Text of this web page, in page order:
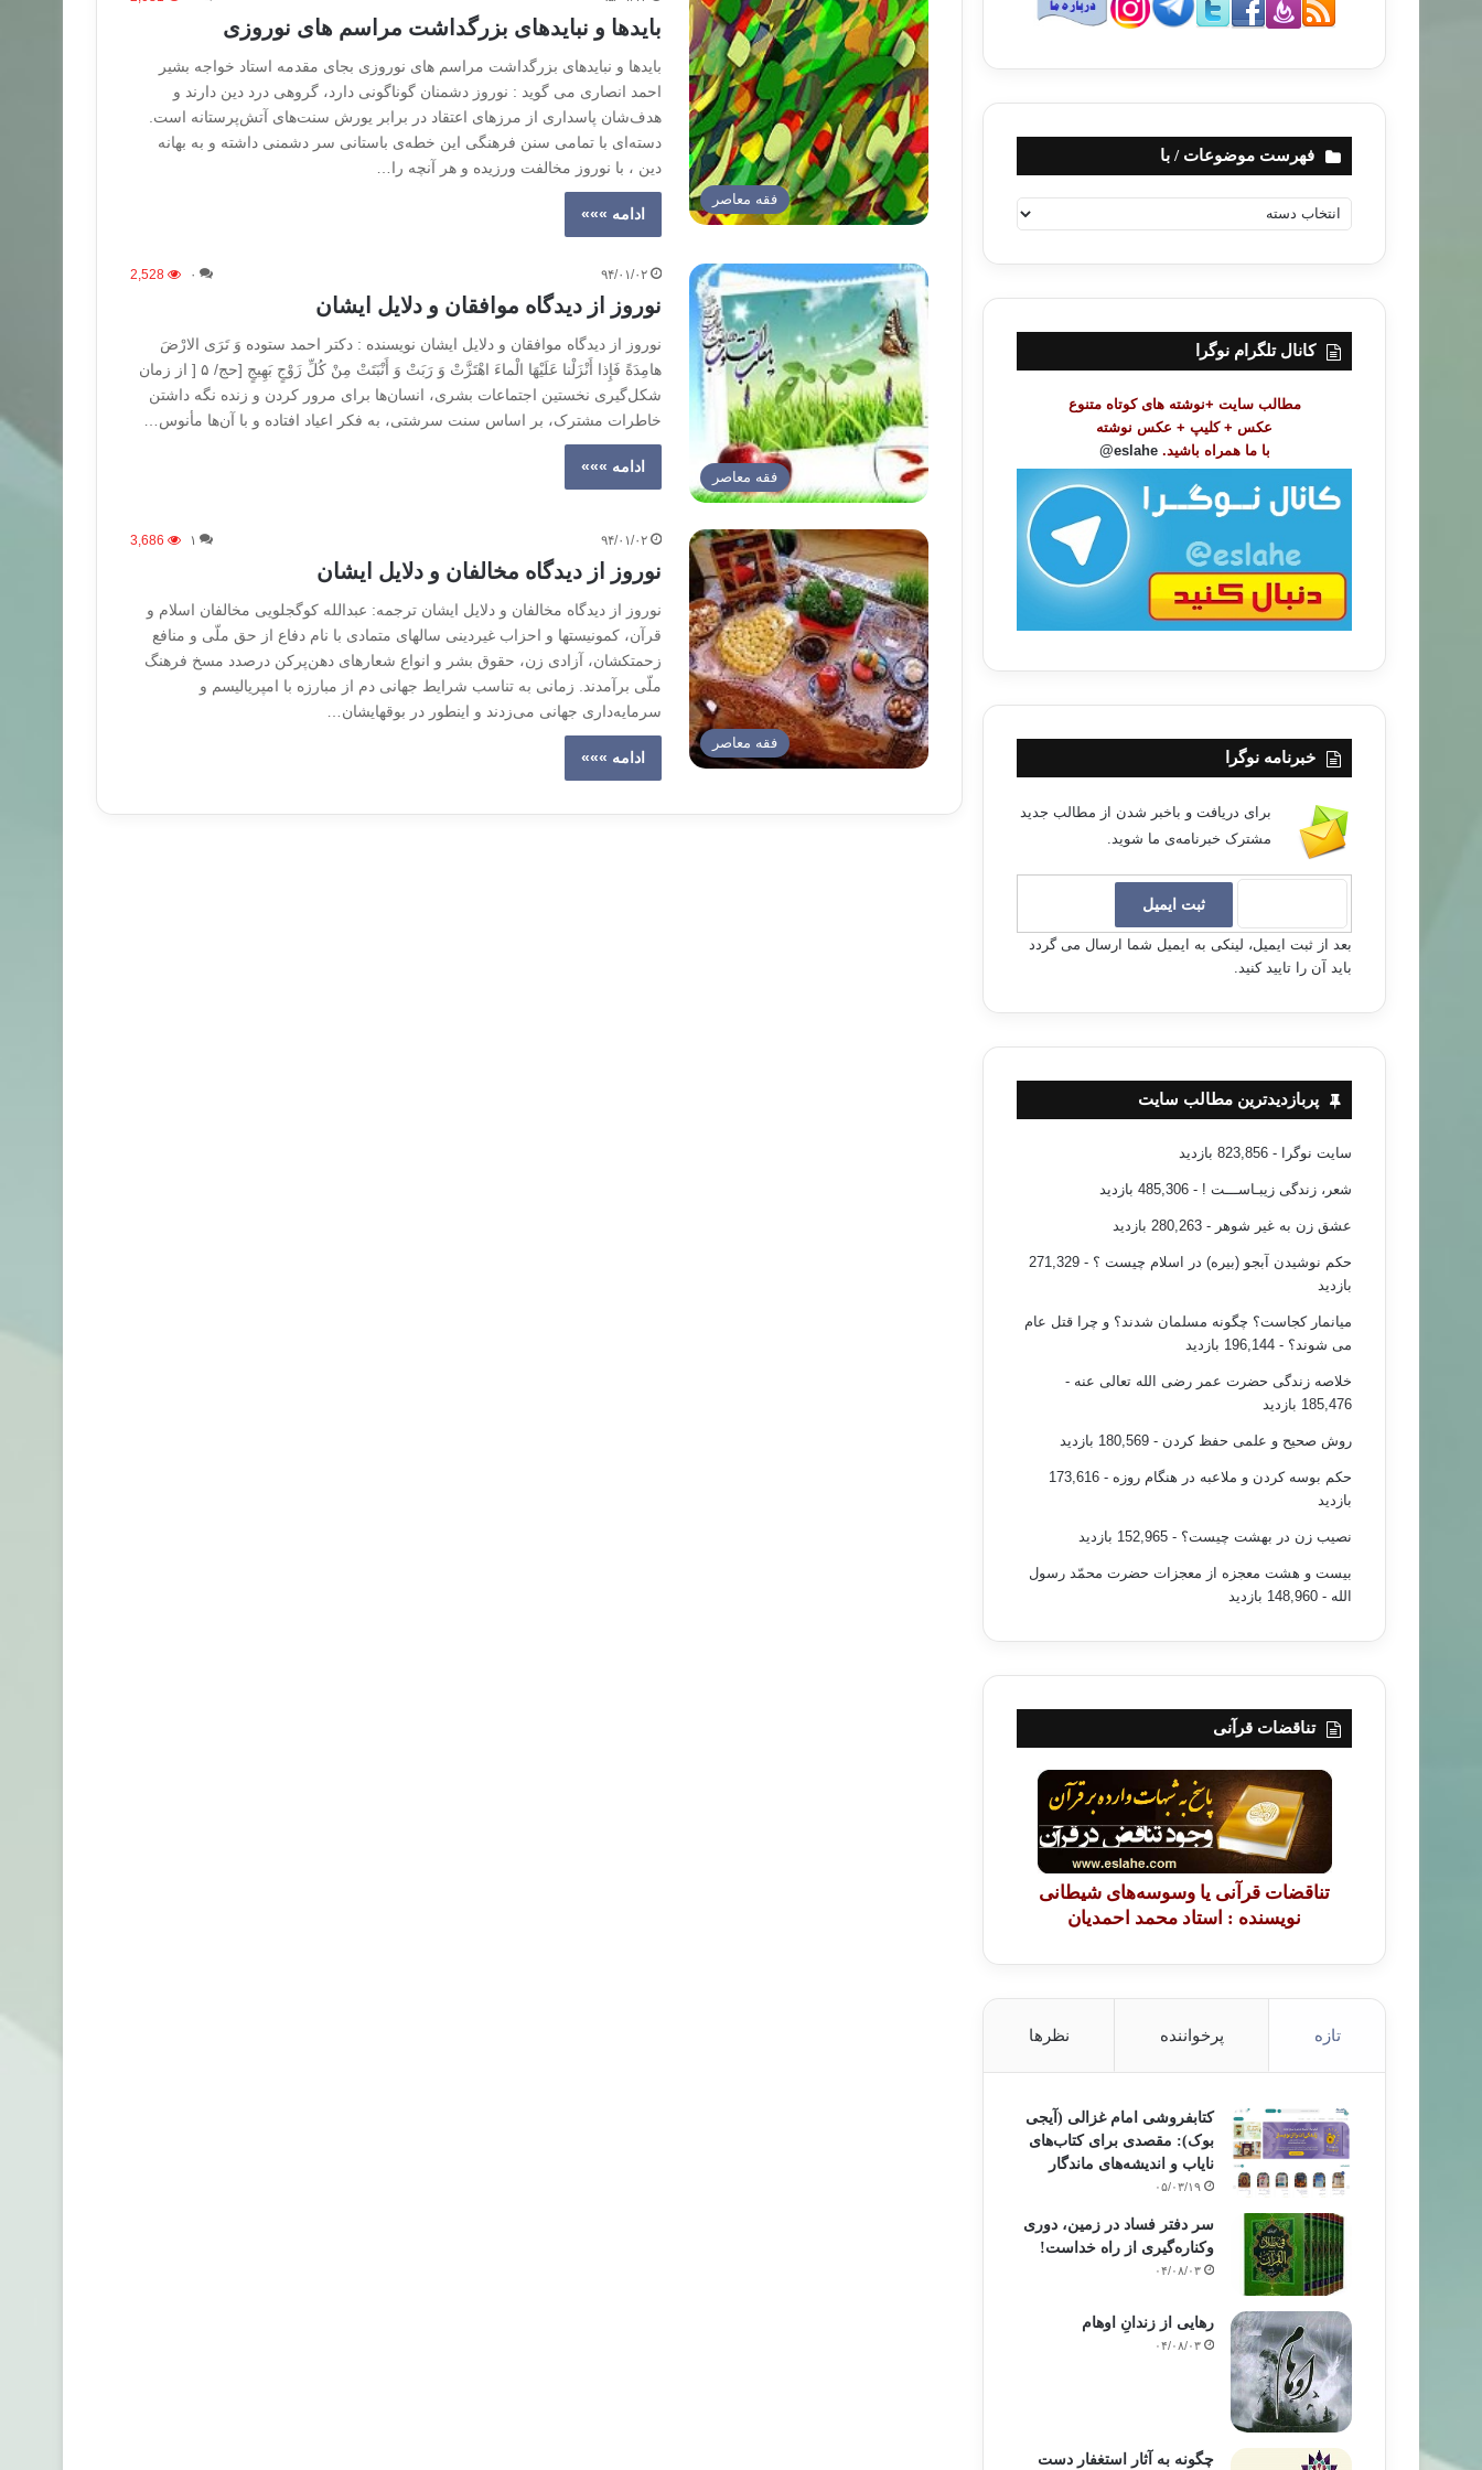
فقه معاصر
بایدها و نبایدهای بزرگداشت مراسم های نوروزی
بایدها و نبایدهای بزرگداشت مراسم های نوروزی بجای مقدمه استاد خواجه بشیر
احمد انصاری می گوید : نوروز دشمنان گوناگونی دارد، گروهی درد دین دارند و
هدف‌شان پاسداری از مرزهای اعتقاد در برابر یورش سنت‌های آتش‌پرستانه است.
دسته‌ای با تمامی سنن فرهنگی این خطه‌ی باستانی سر دشمنی داشته و به بهانه
دین ، با نوروز مخالفت ورزیده و هر آنچه را…
ادامه »»»
فقه معاصر
۹۴/۰۱/۰۲ ۰ 2,528
نوروز از دیدگاه موافقان و دلایل ایشان
نوروز از دیدگاه موافقان و دلایل ایشان نویسنده : دکتر احمد ستوده وَ تَرَی الارْضَ
هامِدَةً فَإِذا أَنْزَلْنا عَلَیْهَا الْماءَ اهْتَزَّتْ وَ رَبَتْ وَ أَنْبَتَتْ مِنْ کُلِّ زَوْجٍ بَهِیجٍ [حج/ ۵ [ از زمان
شکل‌گیری نخستین اجتماعات بشری، انسان‌‌ها برای مرور کردن و زنده نگه داشتن
خاطرات مشترک، بر اساس سنت سرشتی، به فکر اعیاد افتاده و با آن‌ها مأنوس…
ادامه »»»
فقه معاصر
۹۴/۰۱/۰۲ ۱ 3,686
نوروز از دیدگاه مخالفان و دلایل ایشان
نوروز از دیدگاه مخالفان و دلایل ایشان ترجمه: عبدالله‌ کوگجلویی مخالفان اسلام و
قرآن، کمونیستها و احزاب غیردینی سالهای متمادی با نام دفاع از حق ملّی و منافع
زحمتکشان، آزادی زن، حقوق بشر و انواع شعارهای دهن‌پرکن درصدد مسخ فرهنگ
ملّی برآمدند. زمانی به تناسب شرایط جهانی دم از مبارزه با امپریالیسم و
سرمایه‌داری جهانی می‌زدند و اینطور در بوقهایشان…
ادامه »»»
فهرست موضوعات / با
ه
ت
ض
کانال تلگرام نوگرا
مطالب سایت +نوشته های کوتاه متنوع
عکس + کلیپ + عکس نوشته
با ما همراه باشید. eslahe@
خبرنامه نوگرا
برای دریافت و باخبر شدن از مطالب جدید
مشترک خبرنامه‌ی ما شوید.
بعد از ثبت ایمیل، لینکی به ایمیل شما ارسال می گردد
باید آن را تایید کنید.
پربازدیدترین مطالب سایت
سایت نوگرا - 823,856 بازدید
شعر، زندگی زیبـاســـت ! - 485,306 بازدید
عشق زن به غیر شوهر - 280,263 بازدید
حکم نوشیدن آبجو (بیره) در اسلام چیست ؟
- 271,329
بازدید
میانمار کجاست؟ چگونه مسلمان شدند؟ و چرا قتل عام
می شوند؟ - 196,144 بازدید
خلاصه زندگی حضرت عمر رضی الله تعالی عنه -
185,476 بازدید
روش صحیح و علمی حفظ کردن - 180,569 بازدید
حکم بوسه کردن و ملاعبه در هنگام روزه
- 173,616
بازدید
نصیب زن در بهشت چیست؟ - 152,965 بازدید
بیست و هشت معجزه از معجزات حضرت محمّد رسول
الله - 148,960 بازدید
تناقضات قرآنی
تناقضات قرآنی یا وسوسه‌های شیطانی
نویسنده : استاد محمد احمدیان
تازه پرخواننده نظرها
کتابفروشی امام غزالی (آیجی
بوک): مقصدی برای کتاب‌های
نایاب و اندیشه‌های ماندگار
۰۵/۰۳/۱۹
سر دفتر فساد در زمین‌، دوری
وکناره‌گیری از راه خداست‌!
۰۴/۰۸/۰۳
رهایی از زندانِ اوهام
۰۴/۰۸/۰۳
چگونه به آثار استغفار دست